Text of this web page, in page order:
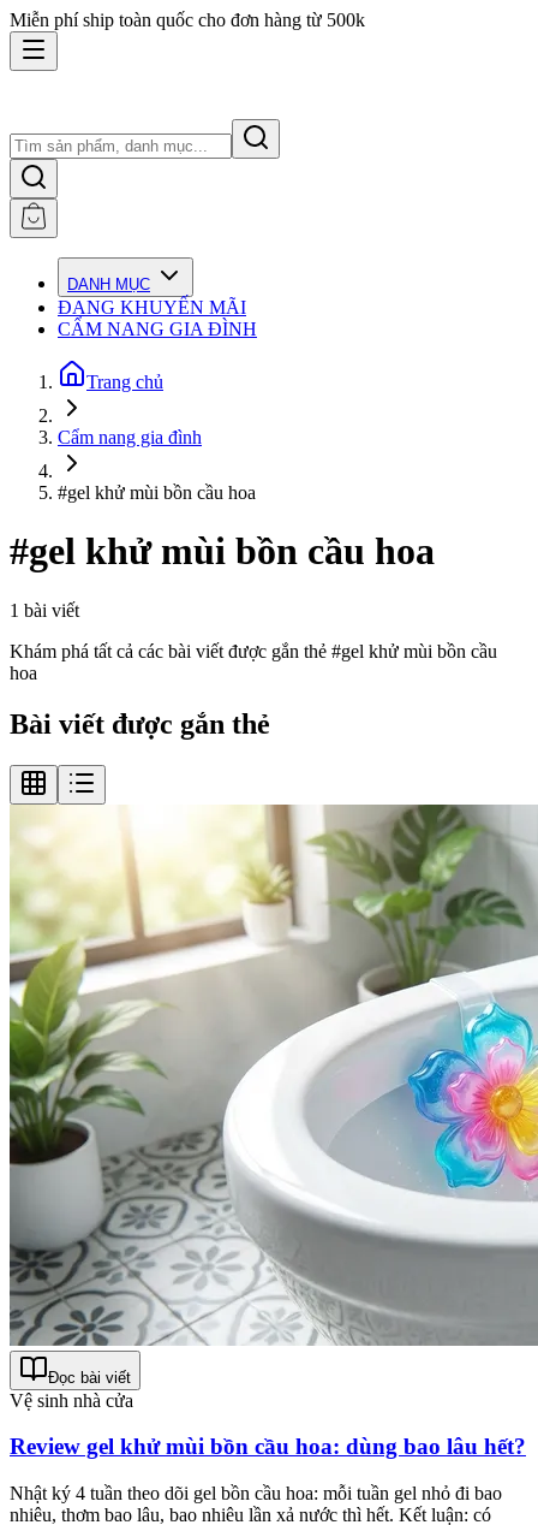
Miễn phí ship toàn quốc cho đơn hàng từ 500k
DANH MỤC
ĐANG KHUYẾN MÃI
CẨM NANG GIA ĐÌNH
Trang chủ
Cẩm nang gia đình
#gel khử mùi bồn cầu hoa
#gel khử mùi bồn cầu hoa
1 bài viết
Khám phá tất cả các bài viết được gắn thẻ #gel khử mùi bồn cầu
hoa
Bài viết được gắn thẻ
Đọc bài viết
Vệ sinh nhà cửa
Review gel khử mùi bồn cầu hoa: dùng bao lâu hết?
Nhật ký 4 tuần theo dõi gel bồn cầu hoa: mỗi tuần gel nhỏ đi bao
nhiêu, thơm bao lâu, bao nhiêu lần xả nước thì hết. Kết luận: có